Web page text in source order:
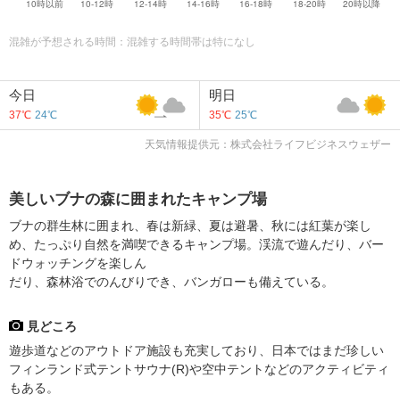
混雑が予想される時間：混雑する時間帯は特になし
今日
37℃ 24℃
明日
35℃ 25℃
天気情報提供元：株式会社ライフビジネスウェザー
美しいブナの森に囲まれたキャンプ場
ブナの群生林に囲まれ、春は新緑、夏は避暑、秋には紅葉が楽し
め、たっぷり自然を満喫できるキャンプ場。渓流で遊んだり、バー
ドウォッチングを楽しん
だり、森林浴でのんびりでき、バンガローも備えている。
見どころ
遊歩道などのアウトドア施設も充実しており、日本ではまだ珍しい
フィンランド式テントサウナ(R)や空中テントなどのアクティビティ
もある。